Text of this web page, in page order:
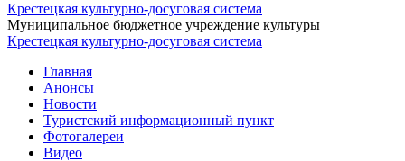
Крестецкая культурно-досуговая система
Муниципальное бюджетное учреждение культуры
Крестецкая культурно-досуговая система
Главная
Анонсы
Новости
Туристский информационный пункт
Фотогалереи
Видео